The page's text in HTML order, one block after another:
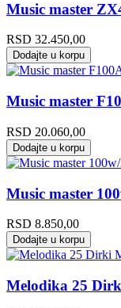
Music master
RSD 32.450,00
Dodajte u korpu
Music master
RSD 20.060,00
Dodajte u korpu
Music master
RSD 8.850,00
Dodajte u korpu
Melodika 25